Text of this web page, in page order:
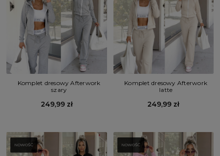
Komplet dresowy Afterwork
szary
249,99 zł
Komplet dresowy Afterwork
latte
249,99 zł
NOWOŚĆ NOWOŚĆ